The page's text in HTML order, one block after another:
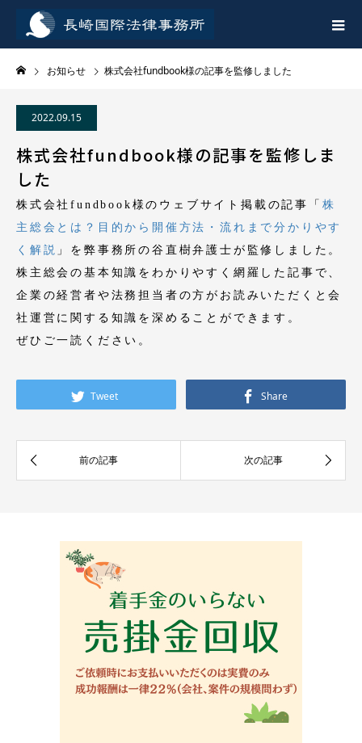
お知らせ 株式会社fundbook様の記事を監修しました
2022.09.15
株式会社fundbook様の記事を監修しま
した
株式会社fundbook様のウェブサイト掲載の記事「 株
主総会とは？目的から開催方法・流れまで分かりやす
く解説 」を弊事務所の谷直樹弁護士が監修しました。
株主総会の基本知識をわかりやすく網羅した記事で、
企業の経営者や法務担当者の方がお読みいただくと会
社運営に関する知識を深めることができます。
ぜひご一読ください。
Tweet Share